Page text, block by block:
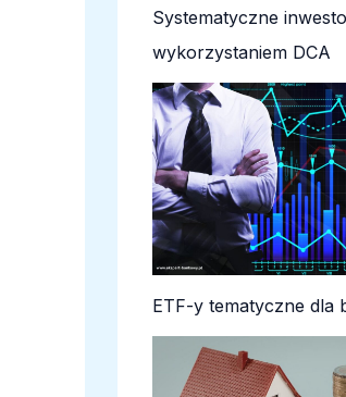
Systematyczne
wykorzystaniem DCA
ETF-y tematyczne dla